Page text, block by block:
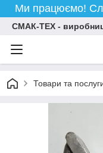
Ми працюємо!
СМАК-ТЕХ -
Товари та